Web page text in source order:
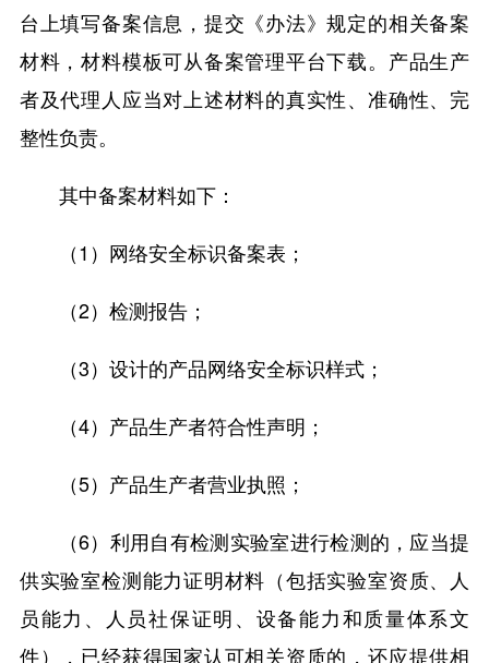
台上填写备案信息，提交《办法》规定的相关备案
材料，材料模板可从备案管理平台下载。产品生产
者及代理人应当对上述材料的真实性、准确性、完
整性负责。
其中备案材料如下：
（1）网络安全标识备案表；
（2）检测报告；
（3）设计的产品网络安全标识样式；
（4）产品生产者符合性声明；
（5）产品生产者营业执照；
（6）利用自有检测实验室进行检测的，应当提
供实验室检测能力证明材料（包括实验室资质、人
员能力、人员社保证明、设备能力和质量体系文
件），已经获得国家认可相关资质的，还应提供相